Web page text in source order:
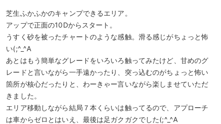
芝生ふかふかのキャンプできるエリア。
アップで正面の10Dからスタート。
うすく砂を被ったチャートのような感触。滑る感じがちょっと怖
い(;^_^A
あとはもう簡単なグレードをいろいろ触ってみたけど、甘めのグ
レードと言いながら一手遠かったり、突っ込むのがちょっと怖い
箇所が核心だったりと、わーきゃー言いながら楽しませていただ
きました。
エリア移動しながら結局７本くらいは触ってるので、アプローチ
は車からゼロとはいえ、最後は足ガクガクでした(;^_^A